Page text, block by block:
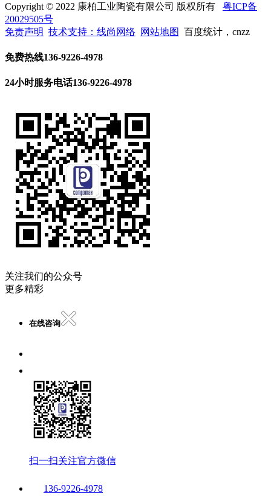
Copyright © 2022 康柏工业陶瓷有限公司 版权所有 粤ICP备
20029505号
免责声明 技术支持：线尚网络 网站地图 百度统计，cnzz
免费热线136-9226-4978
24小时服务电话136-9226-4978
关注我们的公众号
更多精彩
在线咨询
扫一扫关注官方微信
136-9226-4978